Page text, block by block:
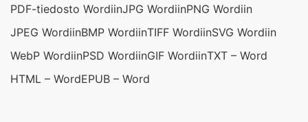
PDF-tiedosto WordiinJPG WordiinPNG Wordiin
JPEG WordiinBMP WordiinTIFF WordiinSVG Wordiin
WebP WordiinPSD WordiinGIF WordiinTXT – Word
HTML – WordEPUB – Word